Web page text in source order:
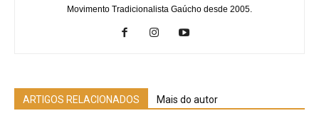
Movimento Tradicionalista Gaúcho desde 2005.
ARTIGOS RELACIONADOS Mais do autor